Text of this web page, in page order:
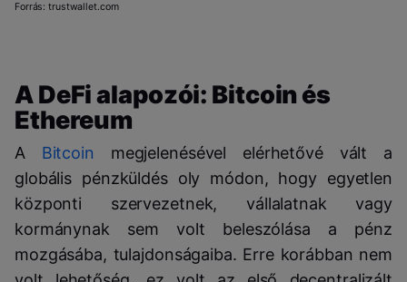
Forrás: trustwallet.com
A DeFi alapozói: Bitcoin és
Ethereum
A Bitcoin megjelenésével elérhetővé vált a
globális pénzküldés oly módon, hogy egyetlen
központi szervezetnek, vállalatnak vagy
kormánynak sem volt beleszólása a pénz
mozgásába, tulajdonságaiba. Erre korábban nem